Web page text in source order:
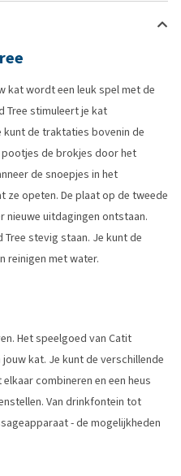
kat wordt een leuk spel met de
Tree stimuleert je kat
de traktaties bovenin de
de brokjes door het
de snoepjes in het
ze opeten. De plaat op de tweede
nieuwe uitdagingen ontstaan.
stevig staan. Je kunt de
reinigen met water.
Het speelgoed van Catit
kat. Je kunt de verschillende
combineren en een heus
Van drinkfontein tot
- de mogelijkheden